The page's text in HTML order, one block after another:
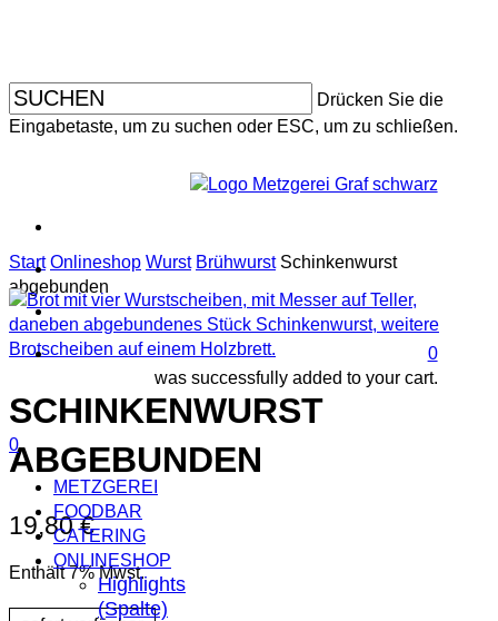
content
Drücken Sie die
Eingabetaste, um zu suchen oder ESC, um zu schließen.
0
was successfully added to your cart.
search
account
0
Menu
METZGEREI
FOODBAR
CATERING
ONLINESHOP
Highlights
(Spalte)
Start Onlineshop Wurst Brühwurst Schinkenwurst
abgebunden
SCHINKENWURST
ABGEBUNDEN
19,80€
Enthält 7% Mwst.